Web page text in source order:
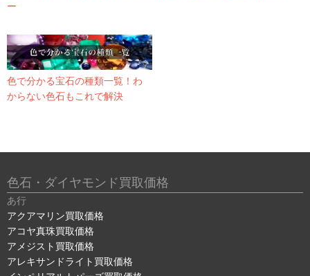
ー
色で分かる宝石の種類一覧！わ
からない色石もこれで解決
色石・ダイヤモンド買取価格
あ行
アクアマリン買取価格
アコヤ真珠買取価格
アメジスト買取価格
アレキサンドライト買取価格